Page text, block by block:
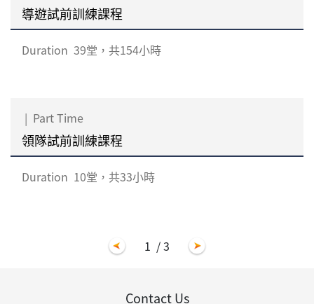
導遊試前訓練課程
Duration 39堂，共154小時
| Part Time
領隊試前訓練課程
Duration 10堂，共33小時
1 / 3
Contact Us